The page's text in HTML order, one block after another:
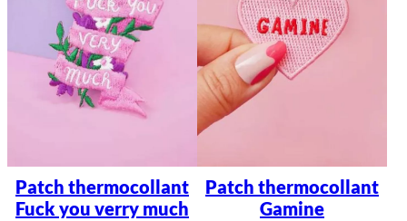
Patch thermocollant
Fuck you verry much
Patch thermocollant
Gamine